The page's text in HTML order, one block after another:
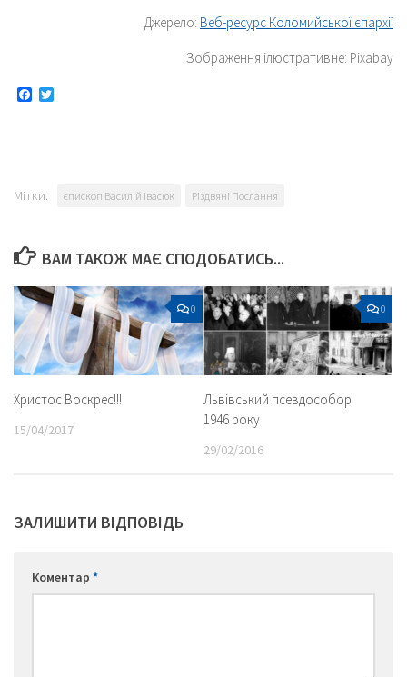
Джерело: Веб-ресурс Коломийської єпархії
Зображення ілюстративне: Pixabay
Facebook
Мітки: єпископ Василій Івасюк Різдвяні Послання
ВАМ ТАКОЖ МАЄ СПОДОБАТИСЬ...
0
Христос Воскрес!!!
15/04/2017
0
Львівський псевдособор
1946 року
29/02/2016
ЗАЛИШИТИ ВІДПОВІДЬ
Коментар *